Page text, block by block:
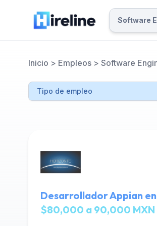
Inicio > Empleos > Software
Desarrollador Appian
$80,000 a 90,000